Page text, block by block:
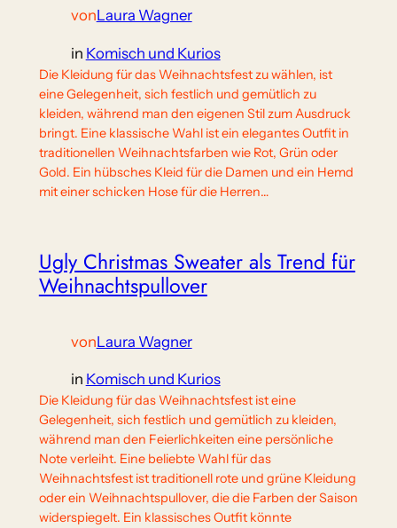
vonLaura Wagner
in Komisch und Kurios
Die Kleidung für das Weihnachtsfest zu wählen, ist
eine Gelegenheit, sich festlich und gemütlich zu
kleiden, während man den eigenen Stil zum Ausdruck
bringt. Eine klassische Wahl ist ein elegantes Outfit in
traditionellen Weihnachtsfarben wie Rot, Grün oder
Gold. Ein hübsches Kleid für die Damen und ein Hemd
mit einer schicken Hose für die Herren…
Ugly Christmas Sweater als Trend für
Weihnachtspullover
vonLaura Wagner
in Komisch und Kurios
Die Kleidung für das Weihnachtsfest ist eine
Gelegenheit, sich festlich und gemütlich zu kleiden,
während man den Feierlichkeiten eine persönliche
Note verleiht. Eine beliebte Wahl für das
Weihnachtsfest ist traditionell rote und grüne Kleidung
oder ein Weihnachtspullover, die die Farben der Saison
widerspiegelt. Ein klassisches Outfit könnte